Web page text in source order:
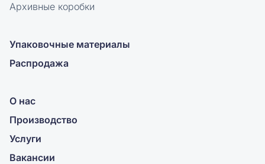
Архивные коробки
Упаковочные материалы
Распродажа
О нас
Производство
Услуги
Вакансии